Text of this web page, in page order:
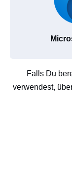
Falls Du
verwendest,